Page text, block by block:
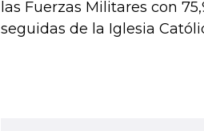
las Fuerzas Militares con
seguidas de la Iglesia